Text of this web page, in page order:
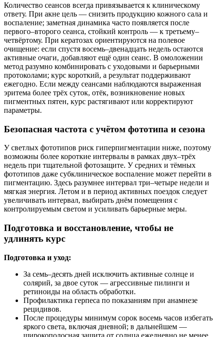
Количество сеансов всегда привязывается к клиническому
ответу. При акне цель — снизить продукцию кожного сала и
воспаление; заметная динамика часто появляется после
первого–второго сеанса, стойкий контроль — к третьему–
четвёртому. При кератозах ориентируются на полевое
очищение: если спустя восемь–двенадцать недель остаются
активные очаги, добавляют ещё один сеанс. В омоложении
метод разумно комбинировать с уходовыми и барьерными
протоколами; курс короткий, а результат поддерживают
ежегодно. Если между сеансами наблюдаются выраженная
эритема более трёх суток, отёк, возникновение новых
пигментных пятен, курс растягивают или корректируют
параметры.
Безопасная частота с учётом фототипа и сезона
У светлых фототипов риск гиперпигментации ниже, поэтому
возможны более короткие интервалы в рамках двух–трёх
недель при тщательной фотозащите. У средних и тёмных
фототипов даже субклиническое воспаление может перейти в
пигментацию. Здесь разумнее интервал три–четыре недели и
мягкая энергия. Летом и в период активных поездок следует
увеличивать интервал, выбирать днём помещения с
контролируемым светом и усиливать барьерные меры.
Подготовка и восстановление, чтобы не
удлинять курс
Подготовка и уход:
За семь–десять дней исключить активные солнце и
солярий, за двое суток — агрессивные пилинги и
ретиноиды на область обработки.
Профилактика герпеса по показаниям при анамнезе
рецидивов.
После процедуры минимум сорок восемь часов избегать
яркого света, включая дневной; в дальнейшем —
широкополосная защита от солнца ежедневно не менее